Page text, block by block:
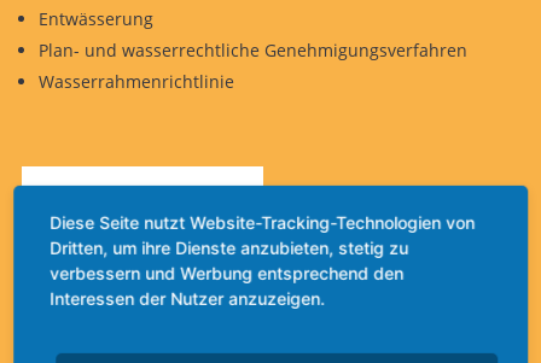
Entwässerung
Plan- und wasserrechtliche Genehmigungsverfahren
Wasserrahmenrichtlinie
Diese Seite nutzt Website-Tracking-Technologien von
Dritten, um ihre Dienste anzubieten, stetig zu
verbessern und Werbung entsprechend den
Interessen der Nutzer anzuzeigen.